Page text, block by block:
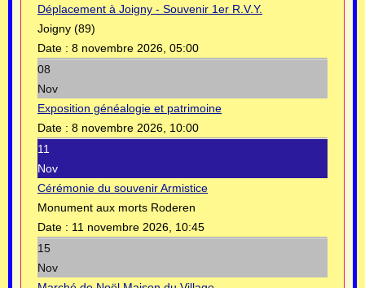
Déplacement à Joigny - Souvenir 1er R.V.Y.
Joigny (89)
Date : 8 novembre 2026, 05:00
08
Nov
Exposition généalogie et patrimoine
Date : 8 novembre 2026, 10:00
11
Nov
Cérémonie du souvenir Armistice
Monument aux morts Roderen
Date : 11 novembre 2026, 10:45
15
Nov